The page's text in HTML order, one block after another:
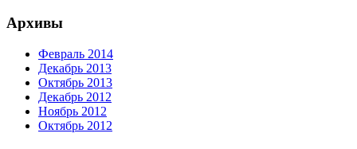
Архивы
Февраль 2014
Декабрь 2013
Октябрь 2013
Декабрь 2012
Ноябрь 2012
Октябрь 2012